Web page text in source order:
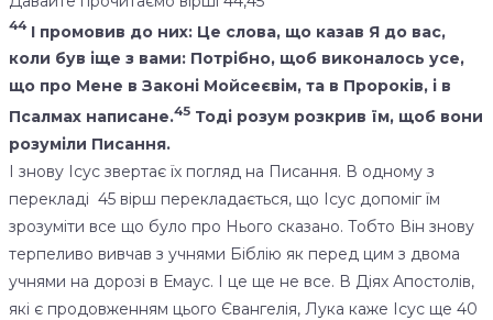
44І промовив до них: Це слова, що казав Я до вас,
коли був іще з вами: Потрібно, щоб виконалось усе,
що про Мене в Законі Мойсеєвім, та в Пророків, і в
Псалмах написане.45 Тоді розум розкрив їм, щоб вони
розуміли Писання.
І знову Ісус звертає їх погляд на Писання. В одному з
перекладі 45 вірш перекладається, що Ісус допоміг їм
зрозуміти все що було про Нього сказано. Тобто Він знову
терпеливо вивчав з учнями Біблію як перед цим з двома
учнями на дорозі в Емаус. І це ще не все. В Діях Апостолів,
які є продовженням цього Євангелія, Лука каже Ісус ще 40